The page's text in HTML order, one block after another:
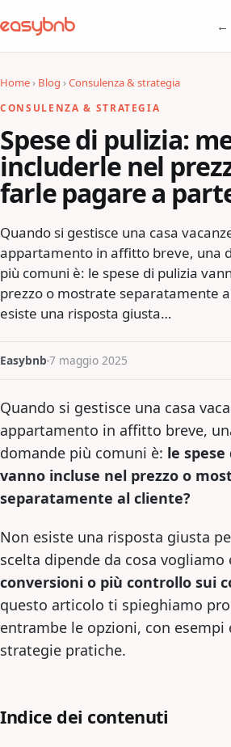
←
Home› Blog ›Consulenza & strategia
CONSULENZA & STRATEGIA
Spese di pulizia:
includerle nel
farle pagare a
Quando si gestisce una casa
appartamento in affitto breve, una
più comuni è: le spese di pulizia
prezzo o mostrate separatamente
esiste una risposta giusta…
Easybnb 7 maggio 2025
Quando si gestisce una casa
appartamento in affitto breve,
domande più comuni è: le
vanno incluse nel prezzo o
separatamente al cliente?
Non esiste una risposta giusta
scelta dipende da cosa vogliamo
conversioni o più controllo sui
questo articolo ti spieghiamo
entrambe le opzioni, con esempi
strategie pratiche.
Indice dei contenuti